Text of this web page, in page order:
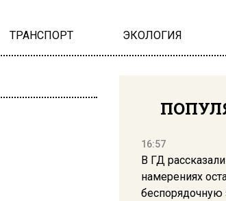
ТРАНСПОРТ ЭКОЛОГИЯ
16:57
В ГД
намерениях
беспорядочную